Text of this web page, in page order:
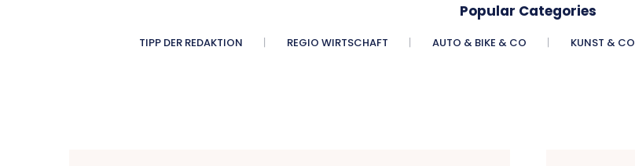
Popular Categories
TIPP DER REDAKTION REGIO WIRTSCHAFT AUTO & BIKE & CO KUNST & CO